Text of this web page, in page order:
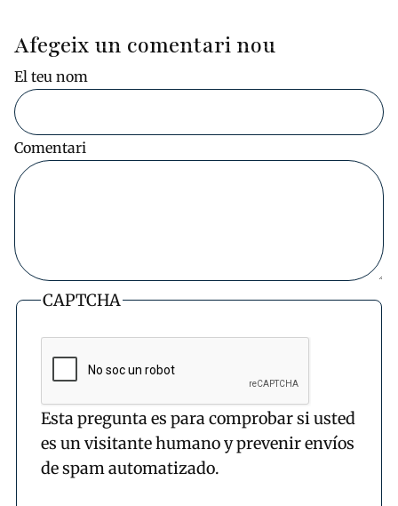
Afegeix un comentari nou
El teu nom
Comentari
CAPTCHA
Esta pregunta es para comprobar si usted
es un visitante humano y prevenir envíos
de spam automatizado.